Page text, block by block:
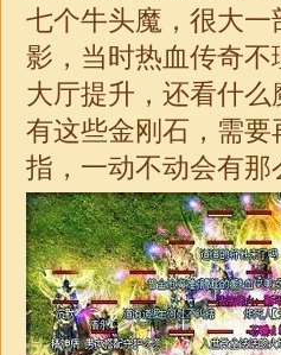
七个牛头魔，很大
影，当时热血传奇
大厅提升，还看什
有这些金刚石，需
指，一动不动会有